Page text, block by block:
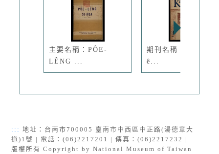
主要名稱：PÔE-
LÊNG ...
期刊名稱：Ka-têng
ê...
::: 地址：台南市700005 臺南市中西區中正路(湯德章大
道)1號 | 電話：(06)2217201 | 傳真：(06)2217232 |
版權所有 Copyright by National Museum of Taiwan